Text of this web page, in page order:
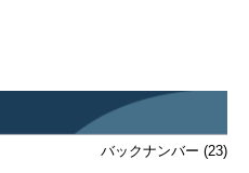
バックナンバー (23)